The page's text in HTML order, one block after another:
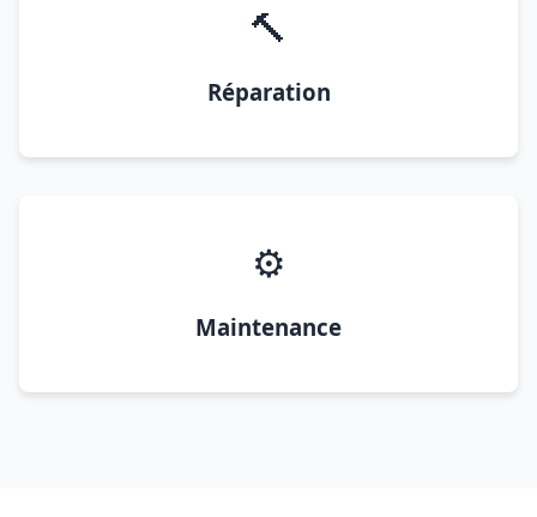
🔨
Réparation
⚙️
Maintenance